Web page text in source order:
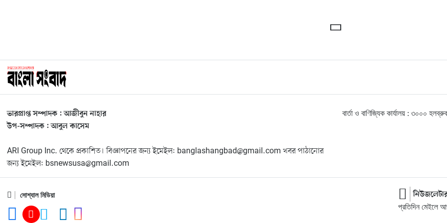
ভারপ্রাপ্ত সম্পাদক : আজীবুন নাহার
উপ-সম্পাদক : আবুল কাসেম
ARI Group Inc. থেকে প্রকাশিত। বিজ্ঞাপনের জন্য ইমেইল: banglashangbad@gmail.com খবর পাঠানোর
জন্য ইমেইল: bsnewsusa@gmail.com
বার্তা ও বাণিজ্যিক কার্যালয় : ৩০০০
সোশ্যাল মিডিয়া
প্রতিদিন মেইলে